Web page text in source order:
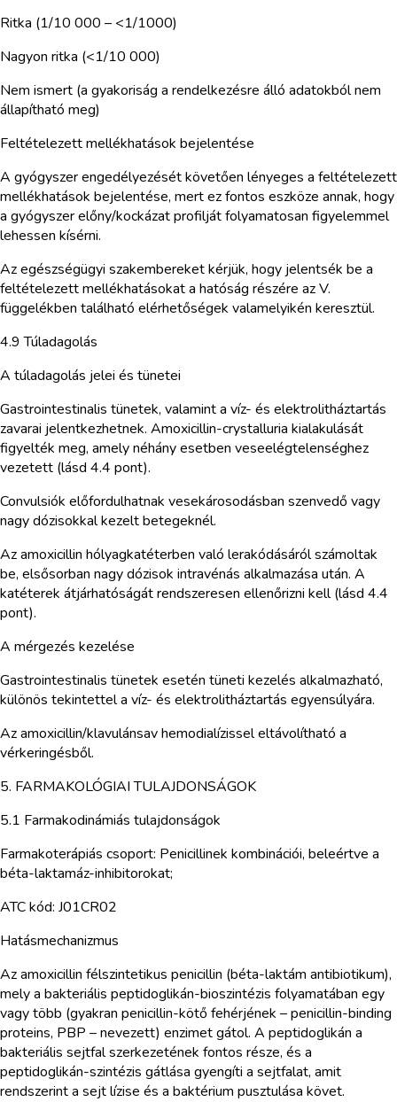
Ritka (1/10 000 – <1/1000)
Nagyon ritka (<1/10 000)
Nem ismert (a gyakoriság a rendelkezésre álló adatokból nem
állapítható meg)
Feltételezett mellékhatások bejelentése
A gyógyszer engedélyezését követően lényeges a feltételezett
mellékhatások bejelentése, mert ez fontos eszköze annak, hogy
a gyógyszer előny/kockázat profilját folyamatosan figyelemmel
lehessen kísérni.
Az egészségügyi szakembereket kérjük, hogy jelentsék be a
feltételezett mellékhatásokat a hatóság részére az V.
függelékben található elérhetőségek valamelyikén keresztül.
4.9 Túladagolás
A túladagolás jelei és tünetei
Gastrointestinalis tünetek, valamint a víz- és elektrolitháztartás
zavarai jelentkezhetnek. Amoxicillin-crystalluria kialakulását
figyelték meg, amely néhány esetben veseelégtelenséghez
vezetett (lásd 4.4 pont).
Convulsiók előfordulhatnak vesekárosodásban szenvedő vagy
nagy dózisokkal kezelt betegeknél.
Az amoxicillin hólyagkatéterben való lerakódásáról számoltak
be, elsősorban nagy dózisok intravénás alkalmazása után. A
katéterek átjárhatóságát rendszeresen ellenőrizni kell (lásd 4.4
pont).
A mérgezés kezelése
Gastrointestinalis tünetek esetén tüneti kezelés alkalmazható,
különös tekintettel a víz- és elektrolitháztartás egyensúlyára.
Az amoxicillin/klavulánsav hemodialízissel eltávolítható a
vérkeringésből.
5. FARMAKOLÓGIAI TULAJDONSÁGOK
5.1 Farmakodinámiás tulajdonságok
Farmakoterápiás csoport: Penicillinek kombinációi, beleértve a
béta-laktamáz-inhibitorokat;
ATC kód: J01CR02
Hatásmechanizmus
Az amoxicillin félszintetikus penicillin (béta-laktám antibiotikum),
mely a bakteriális peptidoglikán-bioszintézis folyamatában egy
vagy több (gyakran penicillin-kötő fehérjének – penicillin-binding
proteins, PBP – nevezett) enzimet gátol. A peptidoglikán a
bakteriális sejtfal szerkezetének fontos része, és a
peptidoglikán-szintézis gátlása gyengíti a sejtfalat, amit
rendszerint a sejt lízise és a baktérium pusztulása követ.